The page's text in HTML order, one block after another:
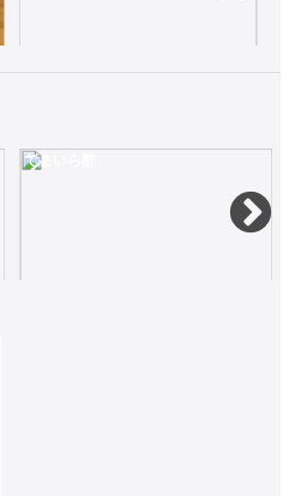
てまいら酢